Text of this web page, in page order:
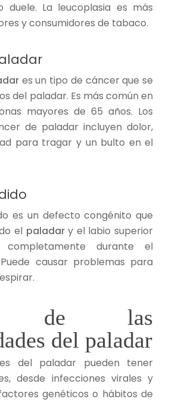
duele. La leucoplasia es más
y consumidores de tabaco.
es un tipo de cáncer que se
del paladar. Es más común en
mayores de 65 años. Los
de paladar incluyen dolor,
para tragar y un bulto en el
es un defecto congénito que
el paladary el labio superior
durante el
causar problemas para
de las
del paladar
del paladar pueden tener
desde infecciones virales y
genéticos o hábitos de